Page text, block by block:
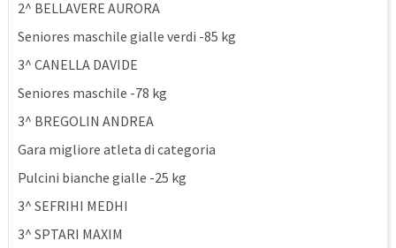
2^ BELLAVERE AURORA
Seniores maschile gialle verdi -85 kg
3^ CANELLA DAVIDE
Seniores maschile -78 kg
3^ BREGOLIN ANDREA
Gara migliore atleta di categoria
Pulcini bianche gialle -25 kg
3^ SEFRIHI MEDHI
3^ SPTARI MAXIM